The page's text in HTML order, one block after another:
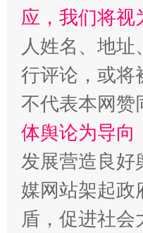
应，我们将视
人姓名、地
行评论，或将
不代表本网赞
体舆论为导向
发展营造良好
媒网站架起政
盾，促进社